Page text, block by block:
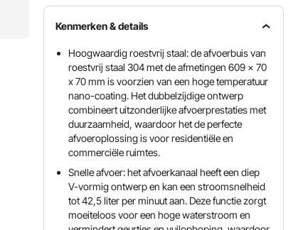
Kenmerken & details
Hoogwaardig roestvrij staal: de afvoerbuis van
roestvrij staal 304 met de afmetingen 609 x 70
x 70 mm is voorzien van een hoge temperatuur
nano-coating. Het dubbelzijdige ontwerp
combineert uitzonderlijke afvoerprestaties met
duurzaamheid, waardoor het de perfecte
afvoeroplossing is voor residentiële en
commerciële ruimtes.
Snelle afvoer: het afvoerkanaal heeft een diep
V-vormig ontwerp en kan een stroomsnelheid
tot 42,5 liter per minuut aan. Deze functie zorgt
moeiteloos voor een hoge waterstroom en